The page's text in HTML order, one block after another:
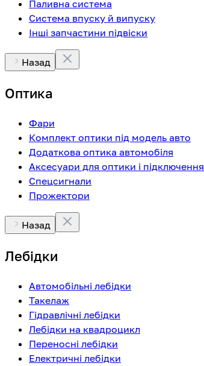
Паливна система
Система впуску й випуску
Інші запчастини підвіски
Назад
Оптика
Фари
Комплект оптики під модель авто
Додаткова оптика автомобіля
Аксесуари для оптики і підключення
Спецсигнали
Прожектори
Назад
Лебідки
Автомобільні лебідки
Такелаж
Гідравлічні лебідки
Лебідки на квадроцикл
Переносні лебідки
Електричні лебідки